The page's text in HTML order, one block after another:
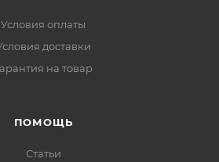
Условия оплаты
доставки
на товар
ПОМОЩЬ
Статьи